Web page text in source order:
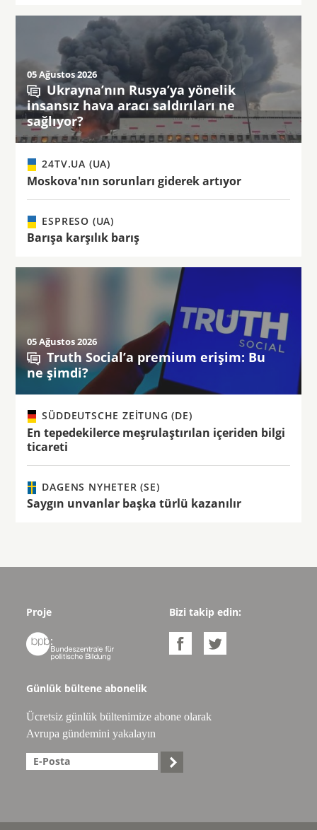
05 Ağustos 2026
Ukrayna’nın Rusya’ya yönelik
insansız hava aracı saldırıları ne
sağlıyor?
24TV.UA (UA)
Moskova'nın sorunları giderek artıyor
ESPRESO (UA)
Barışa karşılık barış
05 Ağustos 2026
Truth Social’a premium erişim: Bu
ne şimdi?
SÜDDEUTSCHE ZEITUNG (DE)
En tepedekilerce meşrulaştırılan içeriden bilgi
ticareti
DAGENS NYHETER (SE)
Saygın unvanlar başka türlü kazanılır
Proje

Bizi takip edin:
 
Günlük bültene abonelik
Ücretsiz günlük bültenimize abone olarak
Avrupa gündemini yakalayın
